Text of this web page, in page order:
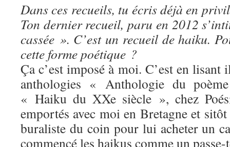
Dans ces recueils, tu écris déjà en
Ton dernier recueil, paru en 2012
cassée ». C’est un recueil de haiku.
cette forme poétique ?
Ça c’est imposé à moi. C’est en
anthologies « Anthologie du
« Haiku du XXe siècle », chez
emportés avec moi en Bretagne et
buraliste du coin pour lui acheter un
commencé les haikus comme un